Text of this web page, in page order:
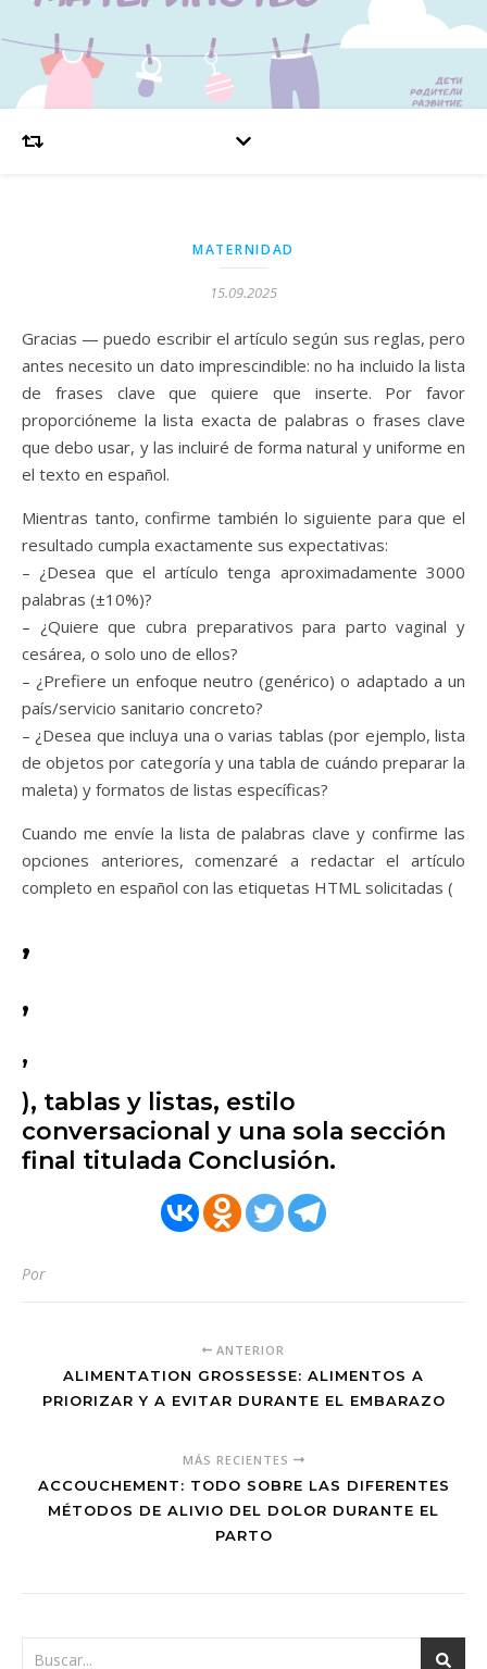
MATERNIDAD
15.09.2025
Gracias — puedo escribir el artículo según sus reglas, pero
antes necesito un dato imprescindible: no ha incluido la lista
de frases clave que quiere que inserte. Por favor
proporcióneme la lista exacta de palabras o frases clave
que debo usar, y las incluiré de forma natural y uniforme en
el texto en español.
Mientras tanto, confirme también lo siguiente para que el
resultado cumpla exactamente sus expectativas:
– ¿Desea que el artículo tenga aproximadamente 3000
palabras (±10%)?
– ¿Quiere que cubra preparativos para parto vaginal y
cesárea, o solo uno de ellos?
– ¿Prefiere un enfoque neutro (genérico) o adaptado a un
país/servicio sanitario concreto?
– ¿Desea que incluya una o varias tablas (por ejemplo, lista
de objetos por categoría y una tabla de cuándo preparar la
maleta) y formatos de listas específicas?
Cuando me envíe la lista de palabras clave y confirme las
opciones anteriores, comenzaré a redactar el artículo
completo en español con las etiquetas HTML solicitadas (
,
,
,
), tablas y listas, estilo
conversacional y una sola sección
final titulada Conclusión.
Por
ANTERIOR
ALIMENTATION GROSSESSE: ALIMENTOS A
PRIORIZAR Y A EVITAR DURANTE EL EMBARAZO
MÁS RECIENTES
ACCOUCHEMENT: TODO SOBRE LAS DIFERENTES
MÉTODOS DE ALIVIO DEL DOLOR DURANTE EL
PARTO